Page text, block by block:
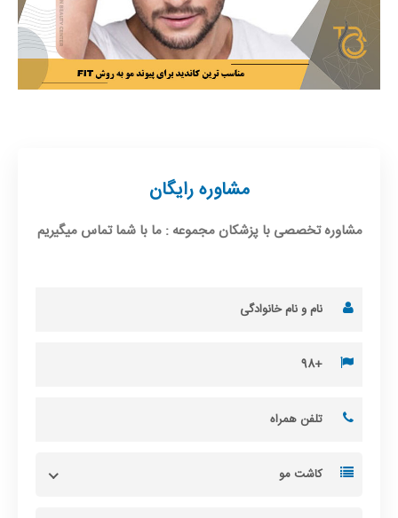
مشاوره رایگان
مشاوره تخصصی با پزشکان مجموعه : ما با شما تماس میگیریم
کاشت مو